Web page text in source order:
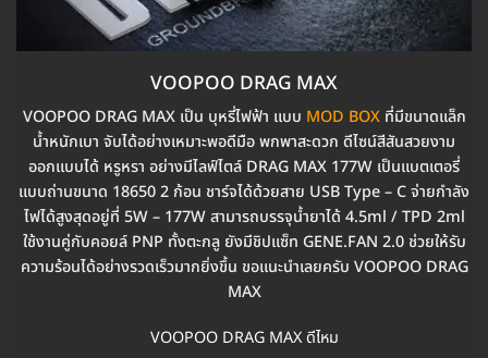
VOOPOO DRAG MAX
VOOPOO DRAG MAX เป็น บุหรี่ไฟฟ้า แบบ MOD BOXที่มีขนาดเเล็ก
น้ำหนักเบา จับได้อย่างเหมาะพอดีมือ พกพาสะดวก ดีไซน์สีสันสวยงาม
ออกแบบได้ หรูหรา อย่างมีไลฟ์ไตล์ DRAG MAX 177W เป็นแบตเตอรี่
แบบถ่านขนาด 18650 2 ก้อน ชาร์จได้ด้วยสาย USB Type – C จ่ายกำลัง
ไฟได้สูงสุดอยู่ที่ 5W – 177W สามารถบรรจุน้ำยาได้ 4.5ml / TPD 2ml
ใช้งานคู่กับคอยล์ PNP ทั้งตะกลู ยังมีชิปเเซ็ท GENE.FAN 2.0 ช่วยให้รับ
ความร้อนได้อย่างรวดเร็วมากยิ่งขึ้น ขอแนะนำเลยครับ VOOPOO DRAG
MAX
VOOPOO DRAG MAX ดีไหม